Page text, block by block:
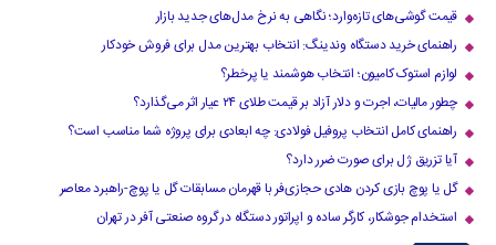
قیمت گوشی‌های تازه‌وارد؛ نگاهی به نرخ مدل‌های جدید بازار
راهنمای خرید دستگاه وندینگ: انتخاب بهترین مدل برای فروش خودکار
لوازم استوک کامیون؛ انتخاب هوشمند یا پرخطر؟
چطور مالیات، اجرت و دلار آزاد بر قیمت طلای ۲۴ عیار اثر می‌گذارد؟
راهنمای کامل انتخاب پروفیل فولادی: چه ابعادی برای پروژه شما مناسب است؟
آیا تزریق ژل برای صورت ضرر دارد​؟
گل یا پوچ بازی کردن هادی حجازی‌فر با قهرمان مسابقات گل یا پوچ-راهبرد معاصر
استخدام جوشکار، کارگر ساده و اپراتور دستگاه در گروه صنعتی آفر در تهران